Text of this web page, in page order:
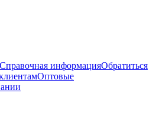
Справочная информацияОбратиться
Оптовые